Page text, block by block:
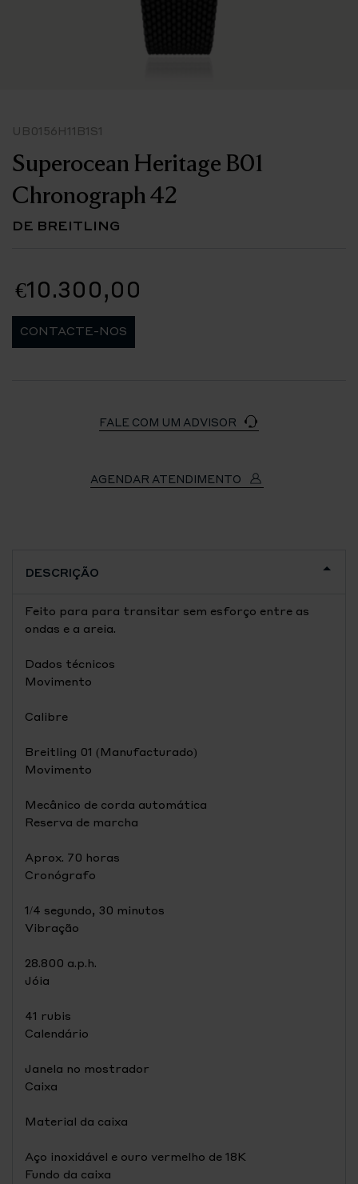
UB0156H11B1S1
Superocean Heritage B01
Chronograph 42
DE BREITLING
€10.300,00
CONTACTE-NOS
FALE COM UM ADVISOR
AGENDAR ATENDIMENTO
DESCRIÇÃO
Feito para para transitar sem esforço entre as
ondas e a areia.
Dados técnicos
Movimento
Calibre
Breitling 01 (Manufacturado)
Movimento
Mecânico de corda automática
Reserva de marcha
Aprox. 70 horas
Cronógrafo
1/4 segundo, 30 minutos
Vibração
28.800 a.p.h.
Jóia
41 rubis
Calendário
Janela no mostrador
Caixa
Material da caixa
Aço inoxidável e ouro vermelho de 18K
Fundo da caixa